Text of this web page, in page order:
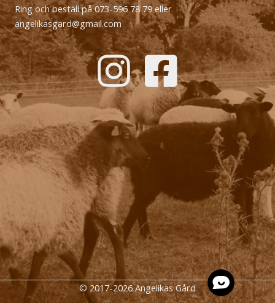
Ring och beställ på 073-596 78 79 eller
angelikasgard@gmail.com
© 2017-2026 Angelikas Gård